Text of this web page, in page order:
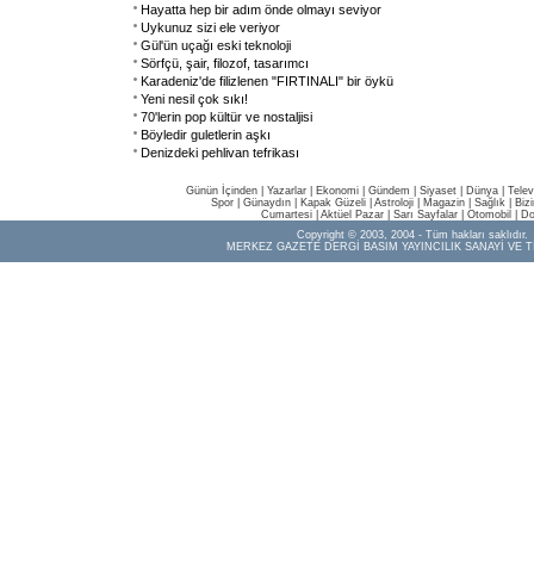
Hayatta hep bir adım önde olmayı seviyor
Uykunuz sizi ele veriyor
Gül'ün uçağı eski teknoloji
Sörfçü, şair, filozof, tasarımcı
Karadeniz'de filizlenen "FIRTINALI" bir öykü
Yeni nesil çok sıkı!
70'lerin pop kültür ve nostaljisi
Böyledir guletlerin aşkı
Denizdeki pehlivan tefrikası
Günün İçinden Yazarlar Ekonomi Gündem Siyaset Dünya |
Spor
Günaydın Kapak Güzeli Astroloji Magazin Sağlık
Cumartesi| Aktüel Pazar| Sarı Sayfalar| Otomobil
Copyright © 2003, 2004 - Tüm hakları saklıdır.
MERKEZ GAZETE DERGİ BASIM YAYINCILIK SANAYİ VE